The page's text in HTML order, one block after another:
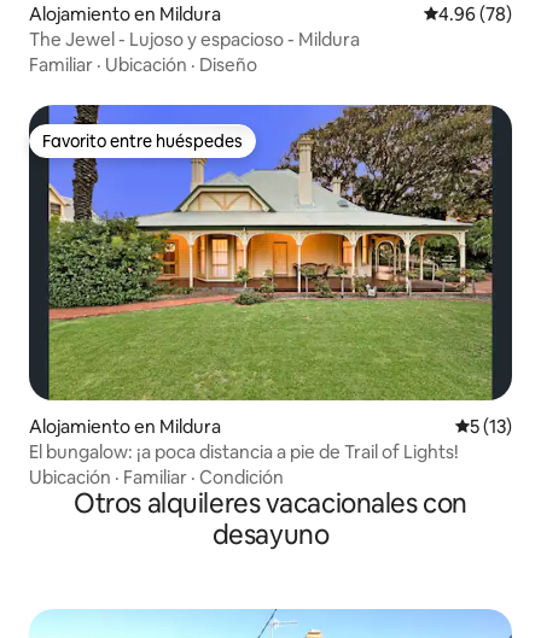
Alojamiento en Mildura Calificación
4.96 (78)
The Jewel - Lujoso y espacioso - Mildura
Familiar · Ubicación · Diseño
Favorito entre huéspedes
Favorito entre huéspedes
Alojamiento en Mildura
5 (13)
El bungalow: ¡a poca distancia a pie de Trail of Lights!
Ubicación · Familiar · Condición
Otros alquileres vacacionales con
desayuno